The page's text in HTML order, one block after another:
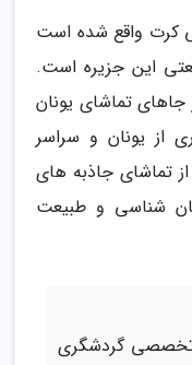
کرت واقع شده است
این جزیره است.
تماشای یونان
از یونان و سراسر
تماشای جاذبه های
شناسی و طبیعت
تخصصی گردشگری